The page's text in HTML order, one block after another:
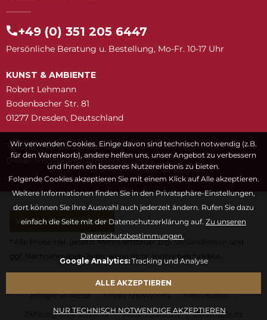
+49 (0) 351 205 6447
Persönliche Beratung u. Bestellung, Mo-Fr. 10-17 Uhr
KUNST & AMBIENTE
Robert Lehmann
Bodenbacher Str. 81
01277 Dresden, Deutschland
Telefon: +49 (0) 351 205 6447
E-Mail:
moc.etneibma-t
snuk@ofni
VERTRAG WIDERRUFEN
* Alle Preise inkl. gesetzl. Mehrwertsteuer zzgl.Versandkosten
und
ggf. Nachnahmegebühren, wenn nicht anders beschrieben
Pflegehinweise
Unser Showroom
Mein Konto
Zahlung und Versand
Widerrufsrecht Datenschutz
Wir verwenden Cookies. Einige davon sind technisch notwendig (z.B.
für den Warenkorb), andere helfen uns, unser Angebot zu verbessern
und Ihnen ein besseres Nutzererlebnis zu bieten.
Folgende Cookies akzeptieren Sie mit einem Klick auf Alle akzeptieren.
Weitere Informationen finden Sie in den Privatsphäre-Einstellungen,
dort können Sie Ihre Auswahl auch jederzeit ändern. Rufen Sie dazu
einfach die Seite mit der Datenschutzerklärung auf. Zu unseren
Datenschutzbestimmungen.
Google Analytics:Tracking und Analyse
NUR TECHNISCH NOTWENDIGE AKZEPTIEREN
ALLE AKZEPTIEREN